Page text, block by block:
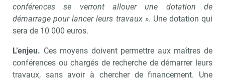
conférences se verront allouer une dotation de
démarrage pour lancer leurs travaux ». Une dotation qui
sera de 10 000 euros.
L’enjeu. Ces moyens doivent permettre aux maîtres de
conférences ou chargés de recherche de démarrer leurs
travaux, sans avoir à chercher de financement. Une